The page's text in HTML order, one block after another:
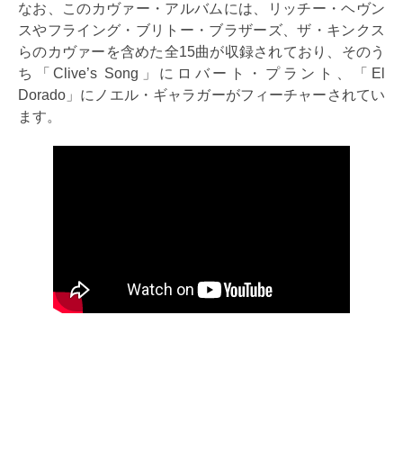
なお、このカヴァー・アルバムには、リッチー・ヘヴン
スやフライング・ブリトー・ブラザーズ、ザ・キンクス
らのカヴァーを含めた全15曲が収録されており、そのう
ち「Clive’s Song」にロバート・プラント、「El
Dorado」にノエル・ギャラガーがフィーチャーされてい
ます。